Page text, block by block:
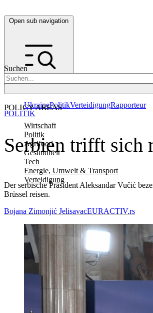
Open sub navigation
Suchen
POLICY AREAS
Wirtschaft
Politik
Agrifood
Gesundheit
Tech
Energie, Umwelt & Transport
Verteidigung
UkrainePolitikVerteidigungRapporteur
Serbien trifft sich
Der serbische Präsident Aleksandar Vučić
Brüssel reisen.
POLITIK
Bojana Zimonjić JelisavacEURACTIV.rs